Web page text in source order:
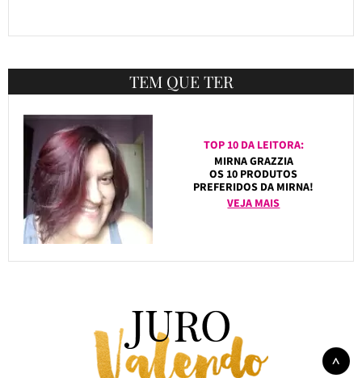
TEM QUE TER
TOP 10 DA LEITORA:
MIRNA GRAZZIA
OS 10 PRODUTOS
PREFERIDOS DA MIRNA!
VEJA MAIS